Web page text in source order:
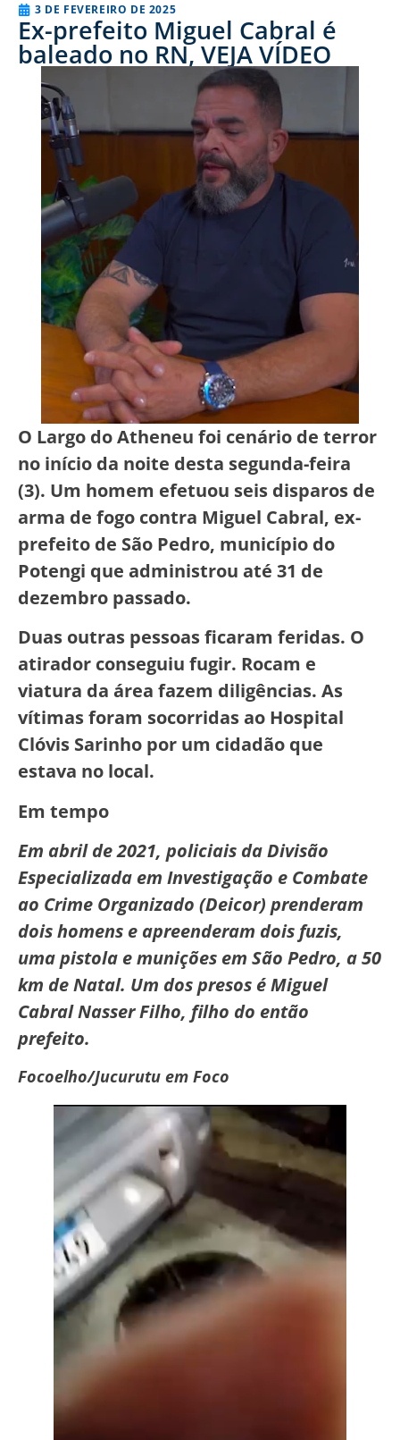
3 DE FEVEREIRO DE 2025
Ex-prefeito Miguel Cabral é
baleado no RN, VEJA VÍDEO
O Largo do Atheneu foi cenário de terror
no início da noite desta segunda-feira
(3). Um homem efetuou seis disparos de
arma de fogo contra Miguel Cabral, ex-
prefeito de São Pedro, município do
Potengi que administrou até 31 de
dezembro passado.
Duas outras pessoas ficaram feridas. O
atirador conseguiu fugir. Rocam e
viatura da área fazem diligências. As
vítimas foram socorridas ao Hospital
Clóvis Sarinho por um cidadão que
estava no local.
Em tempo
Em abril de 2021, policiais da Divisão
Especializada em Investigação e Combate
ao Crime Organizado (Deicor) prenderam
dois homens e apreenderam dois fuzis,
uma pistola e munições em São Pedro, a 50
km de Natal. Um dos presos é Miguel
Cabral Nasser Filho, filho do então
prefeito.
Focoelho/Jucurutu em Foco